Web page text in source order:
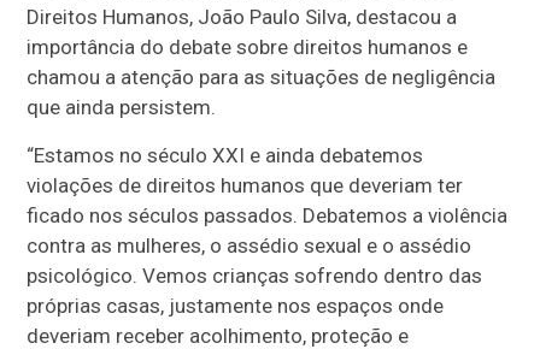
Direitos Humanos, João Paulo Silva, destacou a
importância do debate sobre direitos humanos e
chamou a atenção para as situações de negligência
que ainda persistem.
“Estamos no século XXI e ainda debatemos
violações de direitos humanos que deveriam ter
ficado nos séculos passados. Debatemos a violência
contra as mulheres, o assédio sexual e o assédio
psicológico. Vemos crianças sofrendo dentro das
próprias casas, justamente nos espaços onde
deveriam receber acolhimento, proteção e